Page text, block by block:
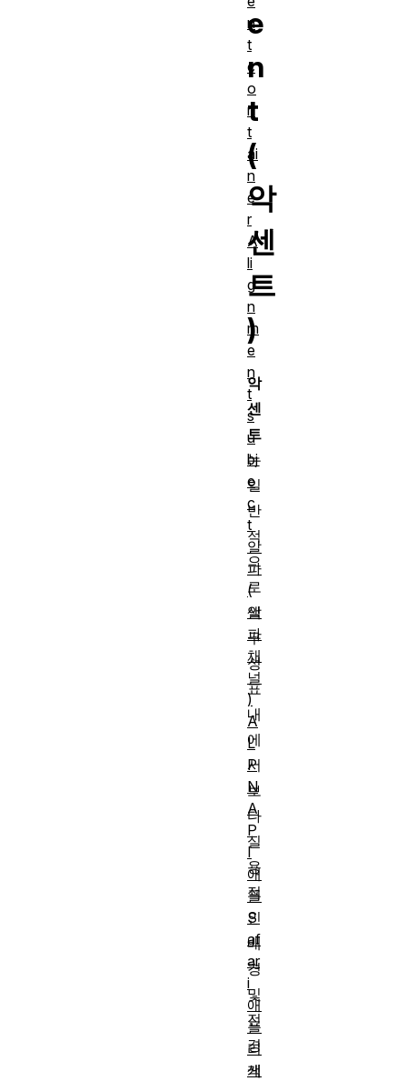
e
n
t
(
악
센
트
)
악
센
트
는
일
반
적
으
로
색
구
성
표
내
에
서
보
다
실
용
적
인
배
경
및
전
경
색
n
t
c
o
n
t
ai
n
e
r
A
li
g
n
m
e
n
t
s
u
bj
e
c
t
알
파
(
알
파
채
널
)
A
L
P
N
A
P
I
애
플
S
af
ar
i
애
플
리
케